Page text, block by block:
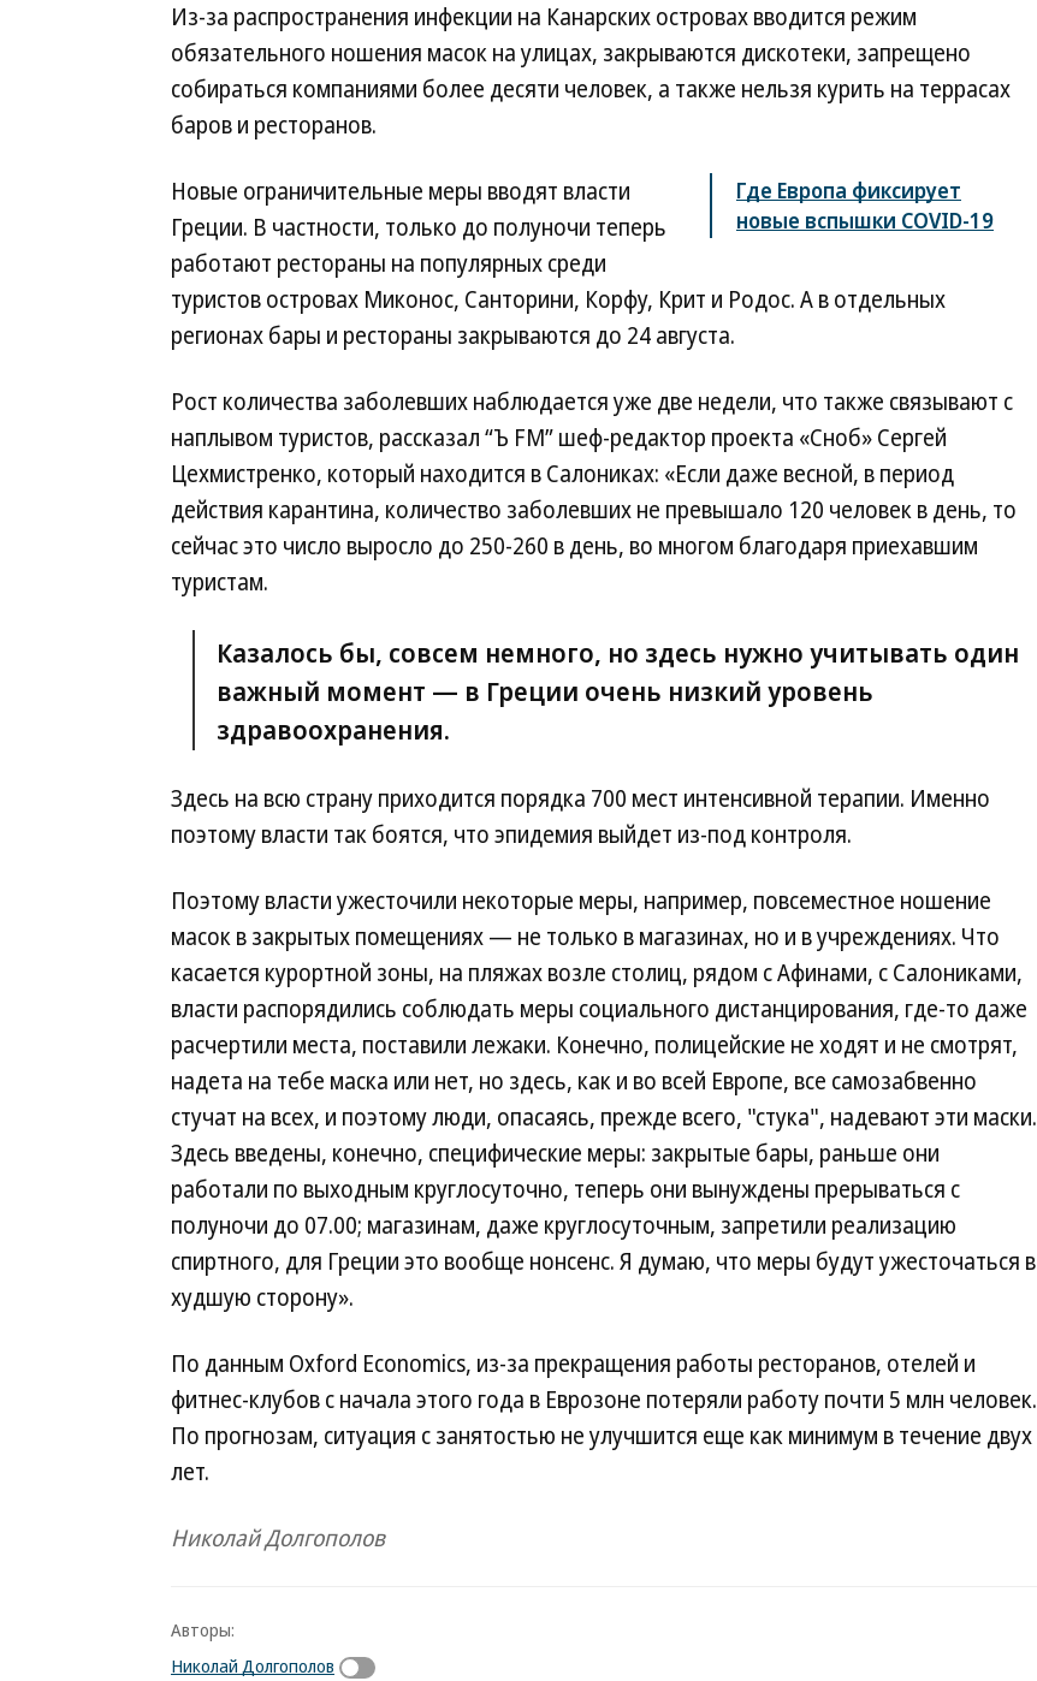
Из-за распространения инфекции на Канарских островах вводится режим
обязательного ношения масок на улицах, закрываются дискотеки, запрещено
собираться компаниями более десяти человек, а также нельзя курить на террасах
баров и ресторанов.
Где Европа фиксирует
новые вспышки COVID-19
Новые ограничительные меры вводят власти
Греции. В частности, только до полуночи теперь
работают рестораны на популярных среди
туристов островах Миконос, Санторини, Корфу, Крит и Родос. А в отдельных
регионах бары и рестораны закрываются до 24 августа.
Рост количества заболевших наблюдается уже две недели, что также связывают с
наплывом туристов, рассказал “Ъ FM” шеф-редактор проекта «Сноб» Сергей
Цехмистренко, который находится в Салониках: «Если даже весной, в период
действия карантина, количество заболевших не превышало 120 человек в день, то
сейчас это число выросло до 250-260 в день, во многом благодаря приехавшим
туристам.
Казалось бы, совсем немного, но здесь нужно учитывать один
важный момент — в Греции очень низкий уровень
здравоохранения.
Здесь на всю страну приходится порядка 700 мест интенсивной терапии. Именно
поэтому власти так боятся, что эпидемия выйдет из-под контроля.
Поэтому власти ужесточили некоторые меры, например, повсеместное ношение
масок в закрытых помещениях — не только в магазинах, но и в учреждениях. Что
касается курортной зоны, на пляжах возле столиц, рядом с Афинами, с Салониками,
власти распорядились соблюдать меры социального дистанцирования, где-то даже
расчертили места, поставили лежаки. Конечно, полицейские не ходят и не смотрят,
надета на тебе маска или нет, но здесь, как и во всей Европе, все самозабвенно
стучат на всех, и поэтому люди, опасаясь, прежде всего, "стука", надевают эти маски.
Здесь введены, конечно, специфические меры: закрытые бары, раньше они
работали по выходным круглосуточно, теперь они вынуждены прерываться с
полуночи до 07.00; магазинам, даже круглосуточным, запретили реализацию
спиртного, для Греции это вообще нонсенс. Я думаю, что меры будут ужесточаться в
худшую сторону».
По данным Oxford Economics, из-за прекращения работы ресторанов, отелей и
фитнес-клубов с начала этого года в Еврозоне потеряли работу почти 5 млн человек.
По прогнозам, ситуация с занятостью не улучшится еще как минимум в течение двух
лет.
Николай Долгополов
Авторы:
Николай Долгополов